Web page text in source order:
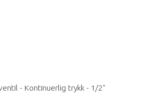
- Kontinuerlig trykk - 1/2"